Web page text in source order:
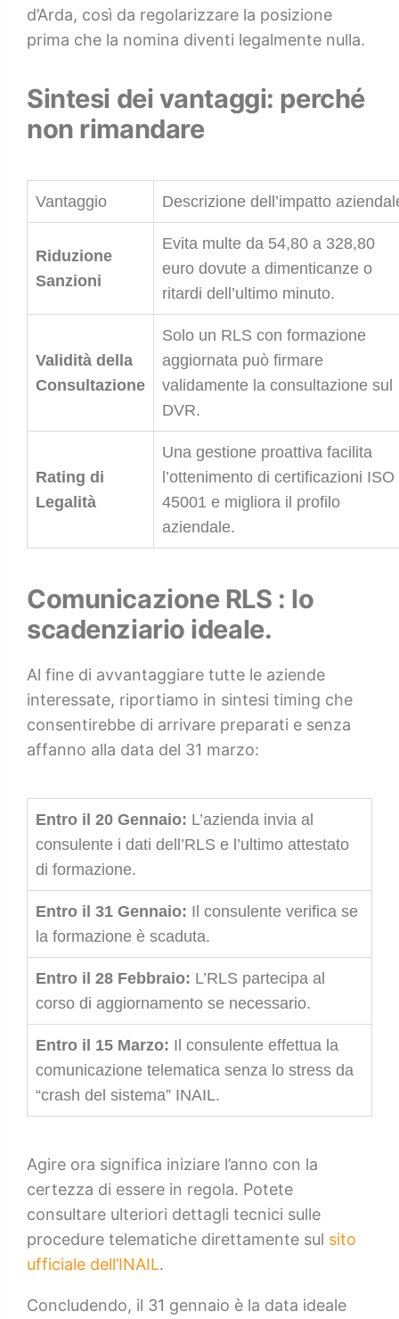
d’Arda, così da regolarizzare la posizione
prima che la nomina diventi legalmente nulla.
Sintesi dei vantaggi: perché
non rimandare
Vantaggio Descrizione dell’impatto
Riduzione
Sanzioni
Evita multe da 54,80 a 328,80
euro dovute a dimenticanze o
ritardi dell’ultimo minuto.
Validità della
Consultazione
Solo un RLS con formazione
aggiornata può firmare
validamente la consultazione sul
DVR.
Rating di
Legalità
Una gestione proattiva facilita
l’ottenimento di certificazioni ISO
45001 e migliora il profilo
aziendale.
Comunicazione RLS : lo
scadenziario ideale.
Al fine di avvantaggiare tutte le aziende
interessate, riportiamo in sintesi timing che
consentirebbe di arrivare preparati e senza
affanno alla data del 31 marzo:
Entro il 20 Gennaio: L’azienda invia al
consulente i dati dell’RLS e l’ultimo attestato
di formazione.
Entro il 31 Gennaio: Il consulente verifica se
la formazione è scaduta.
Entro il 28 Febbraio: L’RLS partecipa al
corso di aggiornamento se necessario.
Entro il 15 Marzo: Il consulente effettua la
comunicazione telematica senza lo stress da
“crash del sistema” INAIL.
Agire ora significa iniziare l’anno con la
certezza di essere in regola. Potete
consultare ulteriori dettagli tecnici sulle
procedure telematiche direttamente sul sito
ufficiale dell’INAIL.
Concludendo, il 31 gennaio è la data ideale